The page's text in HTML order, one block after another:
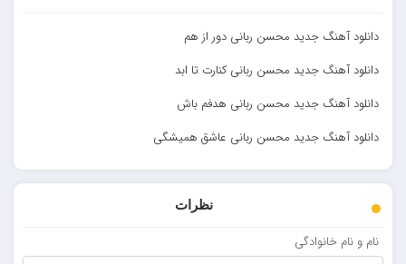
دانلود آهنگ جدید محسن ربانی دور از هم
دانلود آهنگ جدید محسن ربانی کنارت تا ابد
دانلود آهنگ جدید محسن ربانی هدفم باش
دانلود آهنگ جدید محسن ربانی عاشق همیشگی
نظرات
نام و نام خانوادگی